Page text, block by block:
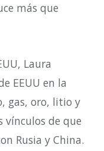
más que
Laura
EEUU en la
gas, oro, litio y
vínculos de que
Rusia y China.